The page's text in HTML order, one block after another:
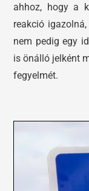
ahhoz, hogy a
reakció
nem pedig egy
is önálló jelként
fegyelmét.